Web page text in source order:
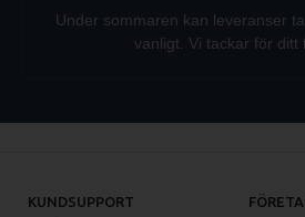
Under sommaren kan leveranser
vanligt. Vi tackar för ditt
KUNDSUPPORT